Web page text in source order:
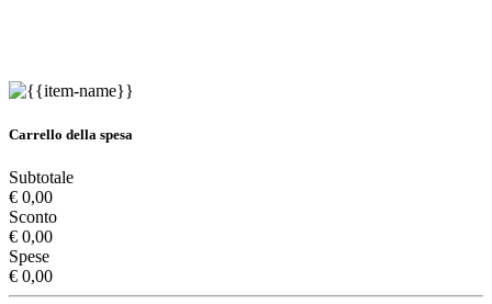
Carrello della spesa
Subtotale
€ 0,00
Sconto
€ 0,00
Spese
€ 0,00